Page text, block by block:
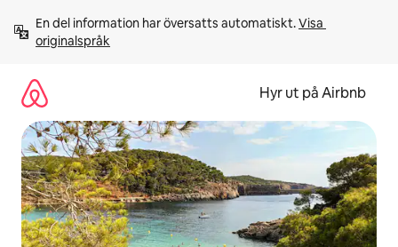
innehåll
En del information har översatts automatiskt. Visa
originalspråk
Hyr ut på Airbnb